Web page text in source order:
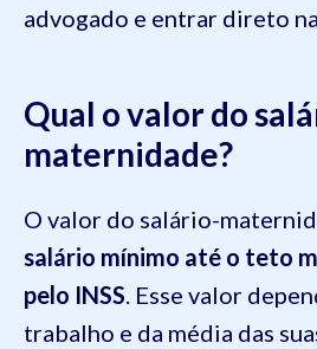
advogado e entrar direto
Qual o valor do
maternidade?
O valor do salário-
salário mínimo até o teto
pelo INSS. Esse valor
trabalho e da média das